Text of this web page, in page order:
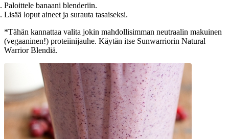
Paloittele banaani blenderiin.
Lisää loput aineet ja surauta tasaiseksi.
*Tähän kannattaa valita jokin mahdollisimman neutraalin makuinen
(vegaaninen!) proteiinijauhe. Käytän itse Sunwarriorin Natural
Warrior Blendiä.